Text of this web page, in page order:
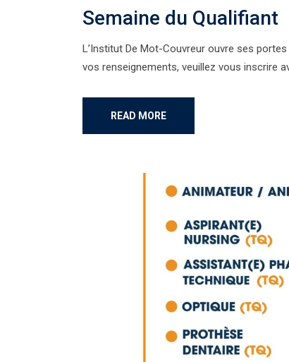
Semaine du Qualifiant
L’Institut De Mot-Couvreur ouvre ses
vos renseignements, veuillez vous inscrire
READ MORE